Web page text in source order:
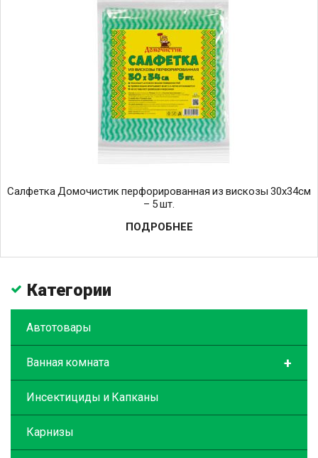
Салфетка Домочистик перфорированная из вискозы 30х34см
– 5 шт.
ПОДРОБНЕЕ
Категории
Автотовары
+
Ванная комната
Инсектициды и Капканы
Карнизы